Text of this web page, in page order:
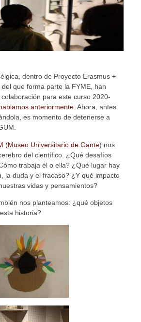
dentro de Proyecto Erasmus +
del que forma parte la FYME, han
para este curso 2020-
anteriormente. Ahora, antes
es momento de detenerse a
(Museo Universitario de Gante) nos
del científico. ¿Qué desafíos
trabaja él o ella? ¿Qué lugar hay
la duda y el fracaso? ¿Y qué impacto
vidas y pensamientos?
nos planteamos: ¿qué objetos
historia?